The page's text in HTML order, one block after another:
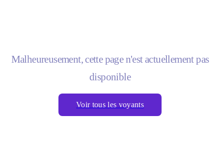
Malheureusement, cette page n'est actuellement pas
disponible
Voir tous les voyants